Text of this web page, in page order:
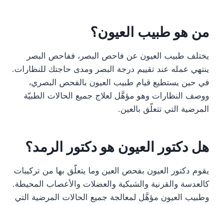
من هو طبيب العيون؟
يختلف طبيب العيون عن فاحص البصر، ففاحص البصر
ينتهي عمله عند تقييم درجة البصر ومدى حاجتك للنظارات.
في حين يستطيع قيام طبيب العيون بالفحص البصري،
ووصف النظارات وهو مؤهَّل لعلاج جميع الحالات الطبيّة
المرضية التي تتعلّق بالعين.
هل دكتور العيون هو دكتور الرمد؟
يقوم دكتور العيون بفحص العين وما يتعلّق بها من تركيبات
كالعدسة والقرنية والشبكية والعضلات والأعصاب المحيطة.
وطبيب العيون مؤهَّل لمعالجة جميع الحالات المرضية التي